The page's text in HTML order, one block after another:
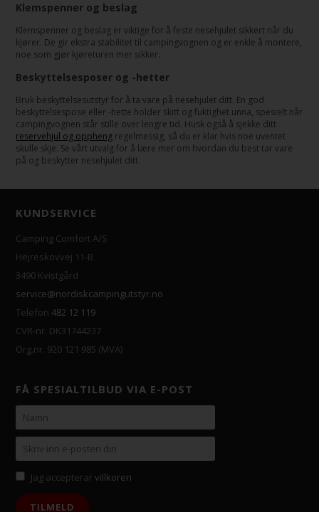
Klemspenner og beslag
Klemspenner og beslag er viktige for å feste nesehjulet sikkert når du
kjører. De gir ekstra stabilitet til campingvognen og er enkle å montere,
noe som gjør kjøreturen mer sikker.
Beskyttelsesposer og -hetter
Bruk beskyttelsesutstyr for å ta vare på nesehjulet ditt. En god
beskyttelsespose eller -hette holder skitt og fuktighet unna, spesielt når
campingvognen står stille over lengre tid. Husk også å sjekke ditt
reservehjul og oppheng regelmessig, så du er klar hvis noe uventet
skulle skje. Se vårt utvalg for å lære mer om hvordan du best tar vare
på og beskytter nesehjulet ditt.
KUNDSERVICE
Camping Comfort A/S
Hejreskovvej 11-B
3490 Kvistgård
service@nordiskcampingutstyr.no
Telefon482 12 119
CVR-nr. DK31744237
Org.nr. 920 121 985 (MVA)
FÅ SPESIALTILBUD VIA E-POST
Jag accepterarvillkoren